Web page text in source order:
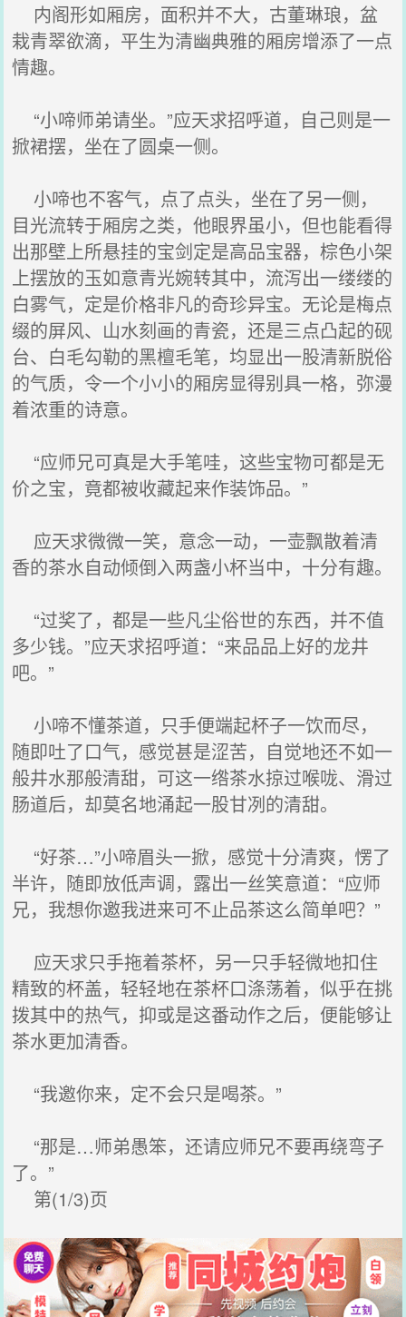
内阁形如厢房，面积并不大，古董琳琅，盆
栽青翠欲滴，平生为清幽典雅的厢房增添了一点
情趣。
“小啼师弟请坐。”应天求招呼道，自己则是一
掀裙摆，坐在了圆桌一侧。
小啼也不客气，点了点头，坐在了另一侧，
目光流转于厢房之类，他眼界虽小，但也能看得
出那壁上所悬挂的宝剑定是高品宝器，棕色小架
上摆放的玉如意青光婉转其中，流泻出一缕缕的
白雾气，定是价格非凡的奇珍异宝。无论是梅点
缀的屏风、山水刻画的青瓷，还是三点凸起的砚
台、白毛勾勒的黑檀毛笔，均显出一股清新脱俗
的气质，令一个小小的厢房显得别具一格，弥漫
着浓重的诗意。
“应师兄可真是大手笔哇，这些宝物可都是无
价之宝，竟都被收藏起来作装饰品。”
应天求微微一笑，意念一动，一壶飘散着清
香的茶水自动倾倒入两盏小杯当中，十分有趣。
“过奖了，都是一些凡尘俗世的东西，并不值
多少钱。”应天求招呼道：“来品品上好的龙井
吧。”
小啼不懂茶道，只手便端起杯子一饮而尽，
随即吐了口气，感觉甚是涩苦，自觉地还不如一
般井水那般清甜，可这一绺茶水掠过喉咙、滑过
肠道后，却莫名地涌起一股甘冽的清甜。
“好茶…”小啼眉头一掀，感觉十分清爽，愣了
半许，随即放低声调，露出一丝笑意道：“应师
兄，我想你邀我进来可不止品茶这么简单吧？”
应天求只手拖着茶杯，另一只手轻微地扣住
精致的杯盖，轻轻地在茶杯口涤荡着，似乎在挑
拨其中的热气，抑或是这番动作之后，便能够让
茶水更加清香。
“我邀你来，定不会只是喝茶。”
“那是…师弟愚笨，还请应师兄不要再绕弯子
了。”
第(1/3)页